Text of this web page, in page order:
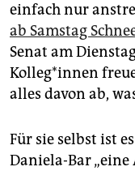
einfach nur
ab Samstag
Senat am
Kolleg*innen
alles davon ab,
Für sie selbst ist
Daniela-Bar „eine